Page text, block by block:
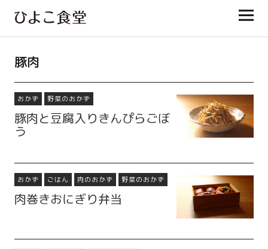
ひよこ食堂
豚肉
おかず 野菜のおかず
豚肉と豆腐入りきんぴらごぼ
う
おかず ごはん 肉のおかず 野菜のおかず
肉巻きおにぎり弁当